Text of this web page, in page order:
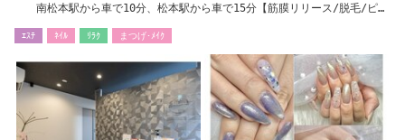
南松本駅から車で10分、松本駅から車で15分【筋膜リリース/脱毛/ピー
ｴｽﾃ ﾈｲﾙ ﾘﾗｸ まつげ･ﾒｲｸ